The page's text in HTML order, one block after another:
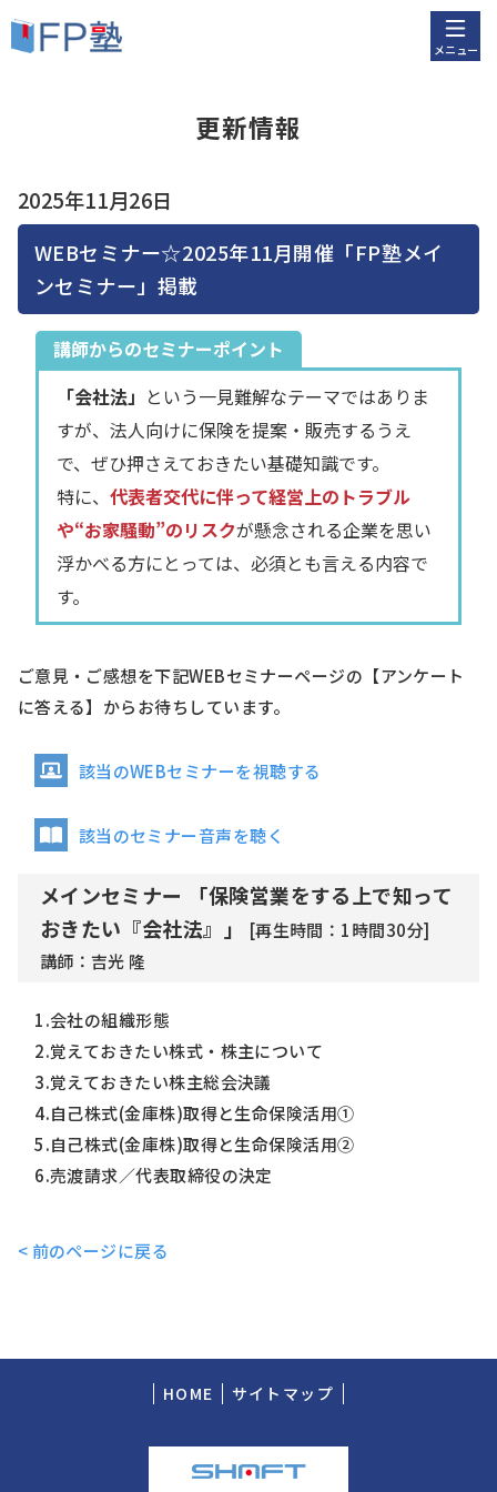
メニュー
更新情報
2025年11月26日
WEBセミナー☆2025年11月開催「FP塾メイ
ンセミナー」掲載
講師からのセミナーポイント
「会社法」 という一見難解なテーマではありま
すが、法人向けに保険を提案・販売するうえ
で、ぜひ押さえておきたい基礎知識です。
特に、 代表者交代に伴って経営上のトラブル
や“お家騒動”のリスクが懸念される企業を思い
浮かべる方にとっては、必須とも言える内容で
す。
ご意見・ご感想を下記WEBセミナーページの【アンケート
に答える】からお待ちしています。
該当のWEBセミナーを視聴する
該当のセミナー音声を聴く
メインセミナー 「保険営業をする上で知って
おきたい『会社法』」
[再生時間：1時間30分]
講師：吉光 隆
1.会社の組織形態
2.覚えておきたい株式・株主について
3.覚えておきたい株主総会決議
4.自己株式(金庫株)取得と生命保険活用①
5.自己株式(金庫株)取得と生命保険活用②
6.売渡請求／代表取締役の決定
< 前のページに戻る
HOME サイトマップ